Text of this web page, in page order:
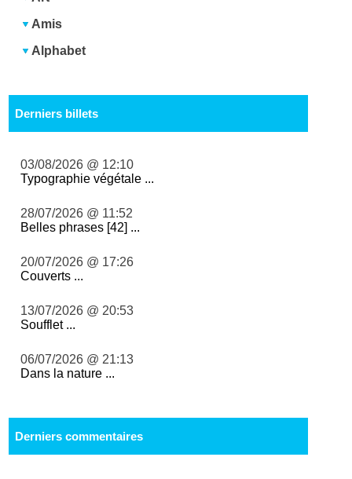
Amis
Alphabet
Derniers billets
03/08/2026 @ 12:10
Typographie végétale ...
28/07/2026 @ 11:52
Belles phrases [42] ...
20/07/2026 @ 17:26
Couverts ...
13/07/2026 @ 20:53
Soufflet ...
06/07/2026 @ 21:13
Dans la nature ...
Derniers commentaires